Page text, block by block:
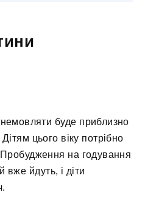
буде приблизно
цього віку потрібно
Пробудження на годування
вже йдуть, і діти